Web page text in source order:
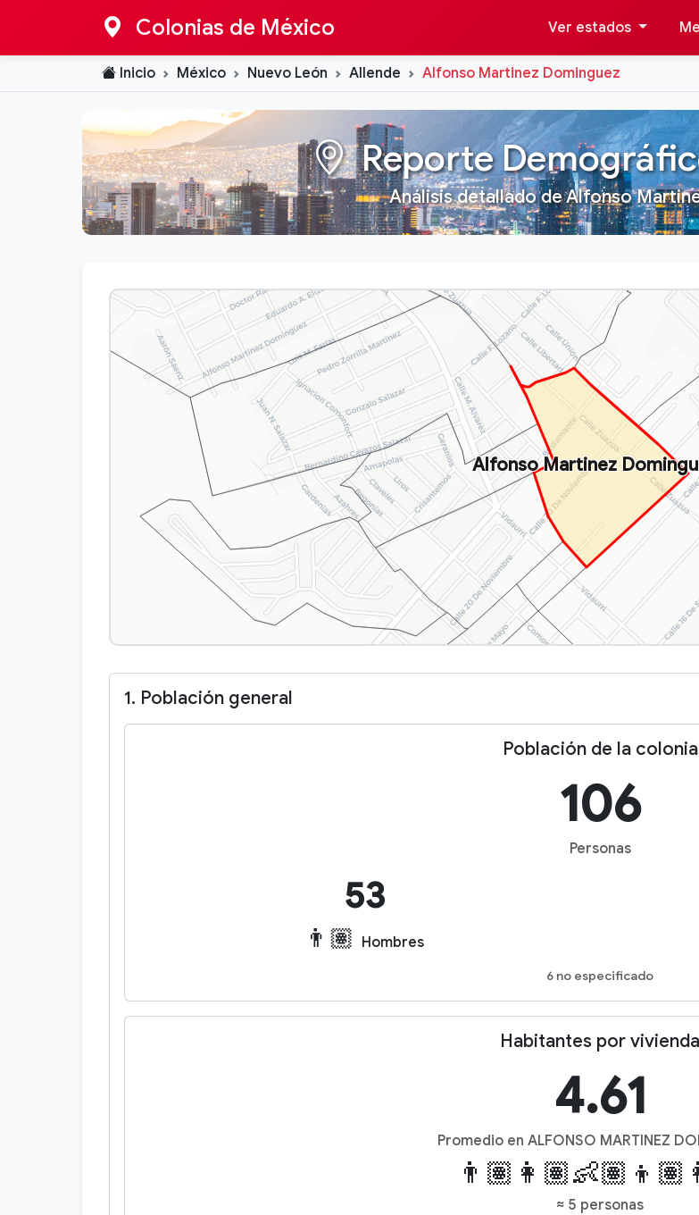
Colonias de México Ver estados
Inicio México Nuevo León Allende Alfonso Martinez Dominguez
Reporte
Análisis detallado de Alfonso
Alfonso Martinez
1. Población general
Población de la colonia
106
Personas
53
👨🏽 Hombres
6 no especificado
Habitantes por vivienda
4.61
Promedio en ALFONSO MARTINEZ
≈ 5 personas